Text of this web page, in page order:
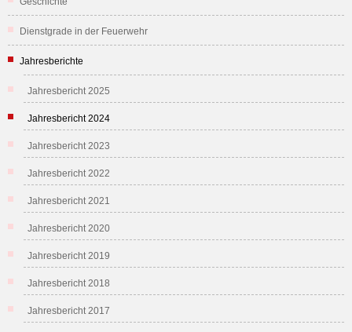
Dienstgrade in der Feuerwehr
Jahresberichte
Jahresbericht 2025
Jahresbericht 2024
Jahresbericht 2023
Jahresbericht 2022
Jahresbericht 2021
Jahresbericht 2020
Jahresbericht 2019
Jahresbericht 2018
Jahresbericht 2017